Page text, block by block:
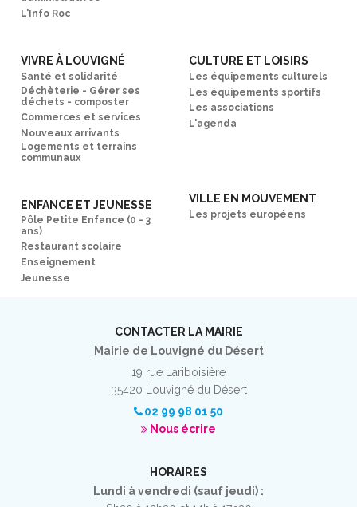
L'Info Roc
VIVRE À LOUVIGNÉ
Santé et solidarité
Déchèterie - Gérer ses
déchets - composter
Commerces et services
Nouveaux arrivants
Logements et terrains
communaux
CULTURE ET LOISIRS
Les équipements culturels
Les équipements sportifs
Les associations
L'agenda
ENFANCE ET JEUNESSE
Pôle Petite Enfance (0 - 3
ans)
Restaurant scolaire
Enseignement
Jeunesse
VILLE EN MOUVEMENT
Les projets européens
CONTACTER LA MAIRIE
Mairie de Louvigné du Désert
19 rue Lariboisière
35420 Louvigné du Désert
02 99 98 01 50
Nous écrire
HORAIRES
Lundi à vendredi (sauf jeudi) :